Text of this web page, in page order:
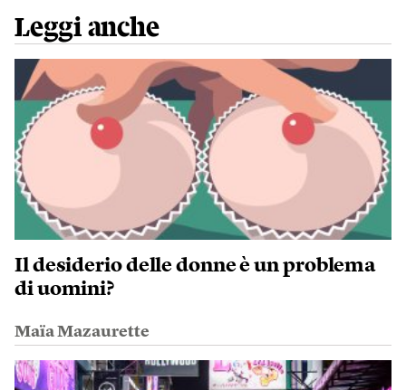
Leggi anche
Il desiderio delle donne è un problema
di uomini?
Maïa Mazaurette